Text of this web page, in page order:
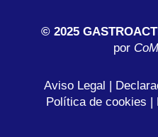
© 2025
porC
Aviso Legal |
Política de cookies |